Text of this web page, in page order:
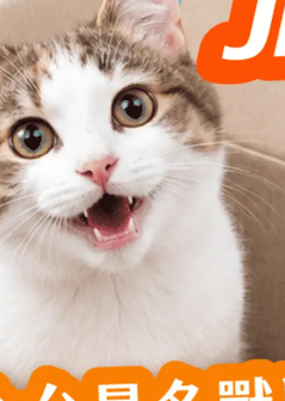
的碳水化合物能幫助貓咪維持
可以輕鬆減重
生病都有可能產生口臭問題，
可以減少吃過多碳水化合物的